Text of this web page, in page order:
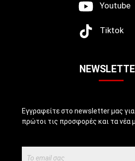
Youtube
Tiktok
Εγγραφείτε στο newsletter μας για
πρώτοι τις προσφορές και τα νέα